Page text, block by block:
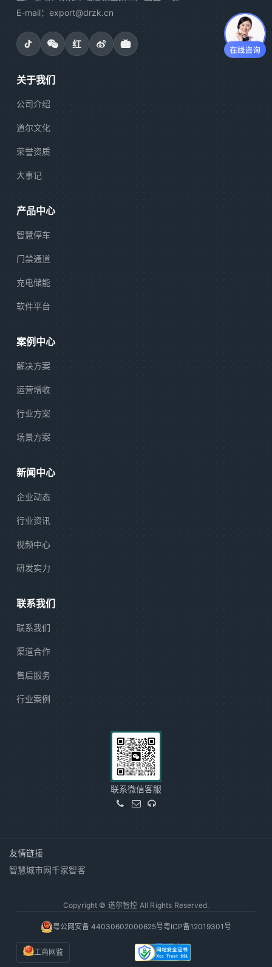
E-mail：export@drzk.cn
红
关于我们
公司介绍
道尔文化
荣誉资质
大事记
产品中心
智慧停车
门禁通道
充电储能
软件平台
案例中心
解决方案
运营增收
行业方案
场景方案
新闻中心
企业动态
行业资讯
视频中心
研发实力
联系我们
联系我们
渠道合作
售后服务
行业案例
联系微信客服
友情链接
智慧城市网千家智客
Copyright © 道尔智控 All Rights Reserved.
粤公网安备 44030602000625号粤ICP备12019301号
工商网监